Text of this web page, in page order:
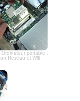
Ordinateur portable :
Réseau et Wifi